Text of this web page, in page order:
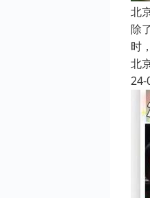
北
除
时
北
24-